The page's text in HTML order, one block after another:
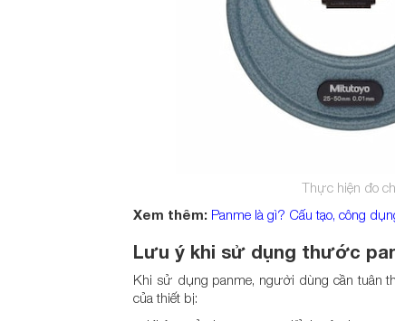
Thực hiện đo
Xem thêm: Panme là gì? Cấu tạo, công
Lưu ý khi sử dụng thước
Khi sử dụng panme, người dùng cần tuân
của thiết bị: